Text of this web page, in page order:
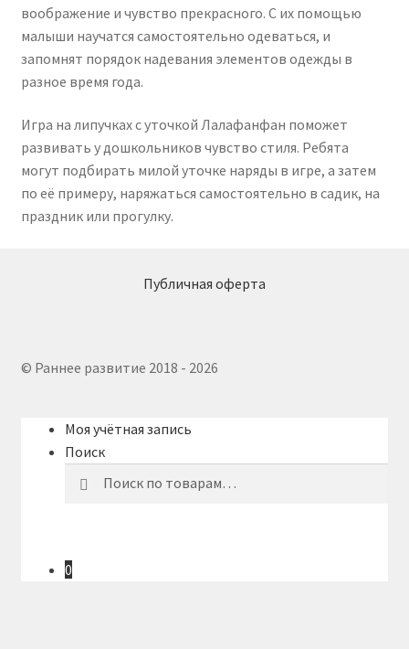
воображение и чувство прекрасного. С их помощью
малыши научатся самостоятельно одеваться, и
запомнят порядок надевания элементов одежды в
разное время года.
Игра на липучках с уточкой Лалафанфан поможет
развивать у дошкольников чувство стиля. Ребята
могут подбирать милой уточке наряды в игре, а затем
по её примеру, наряжаться самостоятельно в садик, на
праздник или прогулку.
Публичная оферта
© Раннее развитие 2018 - 2026
Моя учётная запись
Поиск
0